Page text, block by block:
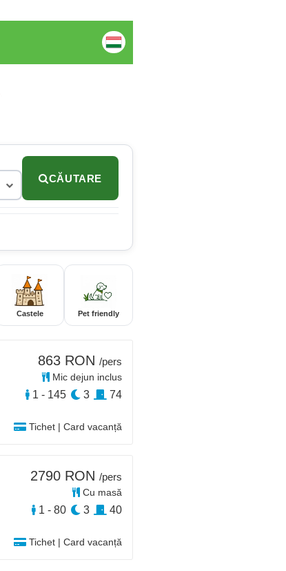
CĂUTARE
Castele Pet friendly
Tichet | Card vacanță
863 RON /pers
Mic dejun inclus
1 - 145 3 74
Tichet | Card vacanță
2790 RON /pers
Cu masă
1 - 80 3 40